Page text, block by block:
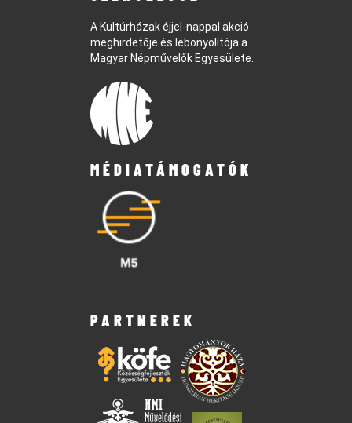
A Kultúrházak éjjel-nappal akció
meghirdetője és lebonyolítója a
Magyar Népművelők Egyesülete.
MÉDIATÁMOGATÓK
PARTNEREK